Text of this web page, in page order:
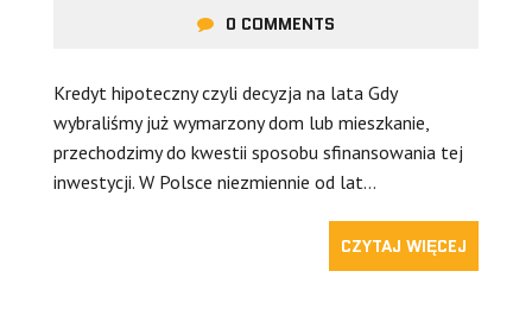
0 COMMENTS
Kredyt hipoteczny czyli decyzja na lata Gdy
wybraliśmy już wymarzony dom lub mieszkanie,
przechodzimy do kwestii sposobu sfinansowania tej
inwestycji. W Polsce niezmiennie od lat…
CZYTAJ WIĘCEJ